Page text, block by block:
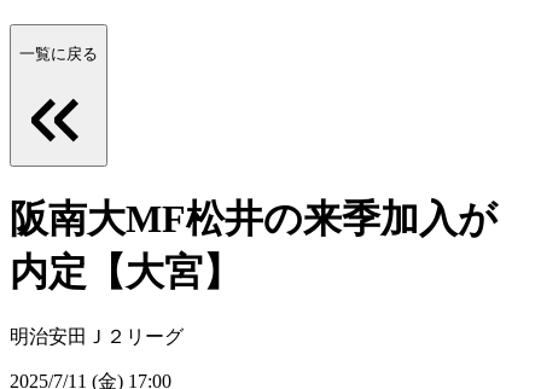
一覧に戻る
阪南大MF松井の来季加入が
内定【大宮】
明治安田Ｊ２リーグ
2025/7/11 (金) 17:00